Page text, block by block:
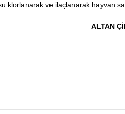
ve ilaçlanarak hayvan
ALTAN